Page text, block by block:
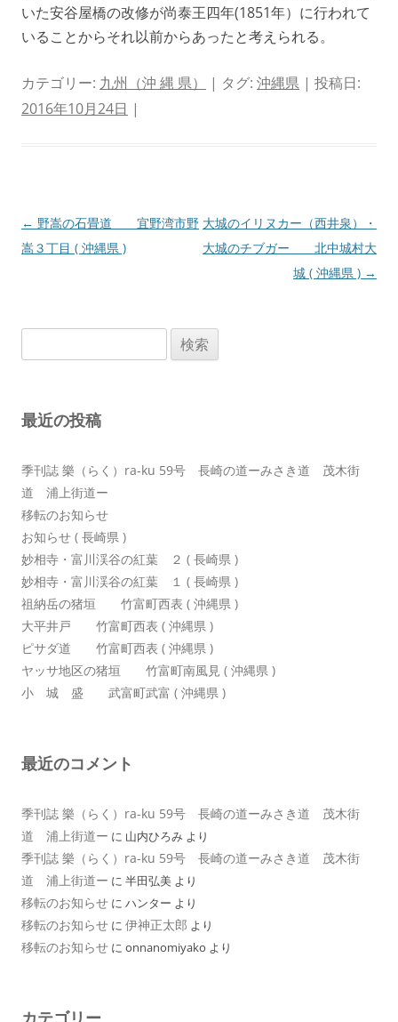
いた安谷屋橋の改修が尚泰王四年(1851年）に行われて
いることからそれ以前からあったと考えられる。
カテゴリー: 九州（沖 縄 県） | タグ: 沖縄県 | 投稿日:
2016年10月24日 |
投
稿
ン
← 野嵩の石畳道 宜野湾市野
嵩３丁目 ( 沖縄県 )
大城のイリヌカー（西井泉）・
大城のチブガー 北中城村大
城 ( 沖縄県 ) →
索:
最近の投稿
季刊誌 樂（らく）ra-ku 59号 長崎の道ーみさき道 茂木街
道 浦上街道ー
移転のお知らせ
お知らせ ( 長崎県 )
妙相寺・富川渓谷の紅葉 ２ ( 長崎県 )
妙相寺・富川渓谷の紅葉 １ ( 長崎県 )
祖納岳の猪垣 竹富町西表 ( 沖縄県 )
大平井戸 竹富町西表 ( 沖縄県 )
ピサダ道 竹富町西表 ( 沖縄県 )
ヤッサ地区の猪垣 竹富町南風見 ( 沖縄県 )
小 城 盛 武富町武富 ( 沖縄県 )
最近のコメント
季刊誌 樂（らく）ra-ku 59号 長崎の道ーみさき道 茂木街
道 浦上街道ー に 山内ひろみ より
季刊誌 樂（らく）ra-ku 59号 長崎の道ーみさき道 茂木街
道 浦上街道ー に 半田弘美 より
移転のお知らせ に ハンター より
移転のお知らせ に 伊神正太郎 より
移転のお知らせ に onnanomiyako より
カテゴリー